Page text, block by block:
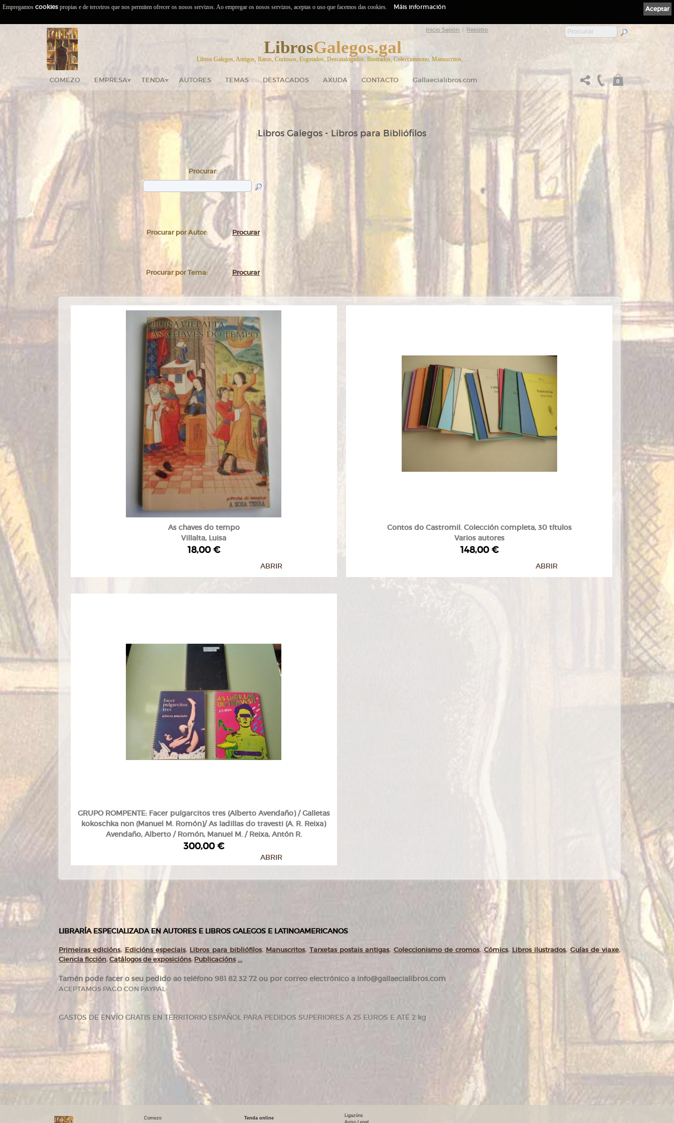
Inicio Sesión Rexistro
LibrosGalegos.gal
Libros Galegos, Antigos, Raros, Curiosos, Esgotados, Descatalogados, Ilustrados, Coleccionismo, Manuscritos, ...
COMEZO EMPRESA TENDA AUTORES TEMAS DESTACADOS AXUDA CONTACTO Gallaecialibros.com 0
Libros Galegos - Libros para Bibliófilos
Procurar:
Procurar por Autor: Procurar
Procurar por Tema: Procurar
As chaves do tempo
Villalta, Luisa
18,00 €
ABRIR
Contos do Castromil. Colección completa, 30 títulos
Varios autores
148,00 €
ABRIR
GRUPO ROMPENTE: Facer pulgarcitos tres (Alberto Avendaño) / Galletas
kokoschka non (Manuel M. Romón)/ As ladillas do travesti (A. R. Reixa)
Avendaño, Alberto / Romón, Manuel M. / Reixa, Antón R.
300,00 €
ABRIR
LIBRARÍA ESPECIALIZADA EN AUTORES E LIBROS GALEGOS E LATINOAMERICANOS
Primeiras edicións, Edicións especiais, Libros para bibliófilos, Manuscritos, Tarxetas postais antigas, Coleccionismo de cromos, Cómics, Libros ilustrados, Guías de viaxe,
Ciencia ficción,Catálogos de exposicións, Publicacións ...
Tamén pode facer o seu pedido ao teléfono 981 82 32 72 ou por correo electrónico a info@gallaecialibros.com
ACEPTAMOS PAGO CON PAYPAL
GASTOS DE ENVÍO GRATIS EN TERRITORIO ESPAÑOL PARA PEDIDOS SUPERIORES A 25 EUROS E ATÉ 2 kg
Comezo Tenda online
Ligazóns
Aviso Legal
Aceptar
Empregamos cookies propias e de terceiros que nos permiten ofrecer os nosos servizos. Ao empregar os nosos servizos, aceptas o uso que facemos das cookies. Máis información